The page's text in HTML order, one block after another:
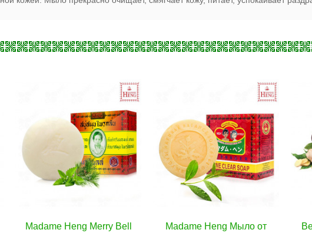
В корзину
Madame Heng Мыло от
В корзину
Bennett Aroma травяное